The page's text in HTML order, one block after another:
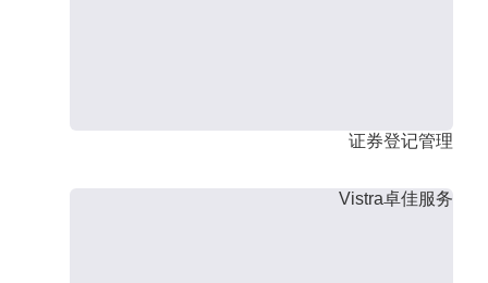
证券登记管理
Vistra卓佳服务